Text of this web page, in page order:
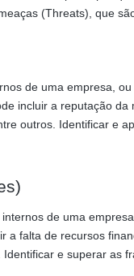
(Threats), que
de uma empresa,
incluir a reputação da
outros. Identificar e
de uma
a falta de recursos
e superar as